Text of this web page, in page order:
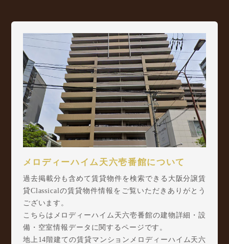
メロディーハイム天六壱番館について
過去掲載分も含めて賃貸物件を検索できる大阪分譲賃
貸Classicalの賃貸物件情報をご覧いただきありがとう
ございます。
こちらはメロディーハイム天六壱番館の建物詳細・設
備・空室情報データに関するページです。
地上14階建ての賃貸マンションメロディーハイム天六